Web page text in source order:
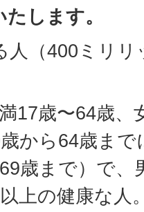
します。
人（400ミリリ
17歳〜64歳、
から64歳ま
歳まで）で、
上の健康な人